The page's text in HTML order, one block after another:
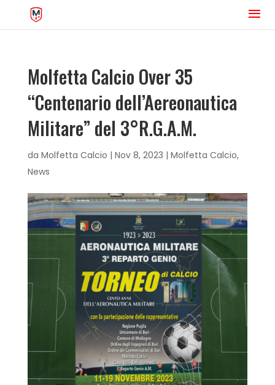
Molfetta Calcio Over 35
“Centenario dell’Aereonautica
Militare” del 3°R.G.A.M.
da Molfetta Calcio | Nov 8, 2023 | Molfetta Calcio,
News